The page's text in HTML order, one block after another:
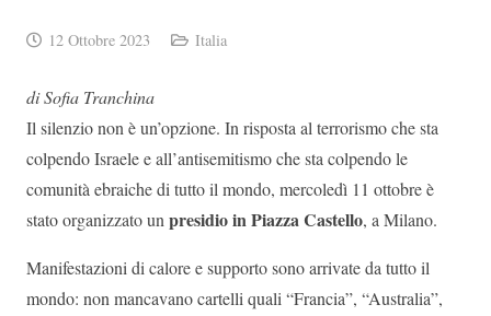
12 Ottobre 2023 Italia
di Sofia Tranchina
Il silenzio non è un’opzione. In risposta al terrorismo che sta
colpendo Israele e all’antisemitismo che sta colpendo le
comunità ebraiche di tutto il mondo, mercoledì 11 ottobre è
stato organizzato unpresidio in Piazza Castello, a Milano.
Manifestazioni di calore e supporto sono arrivate da tutto il
mondo: non mancavano cartelli quali “Francia”, “Australia”,